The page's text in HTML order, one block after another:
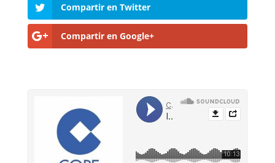
Compartir en Twitter
Compartir en Google+